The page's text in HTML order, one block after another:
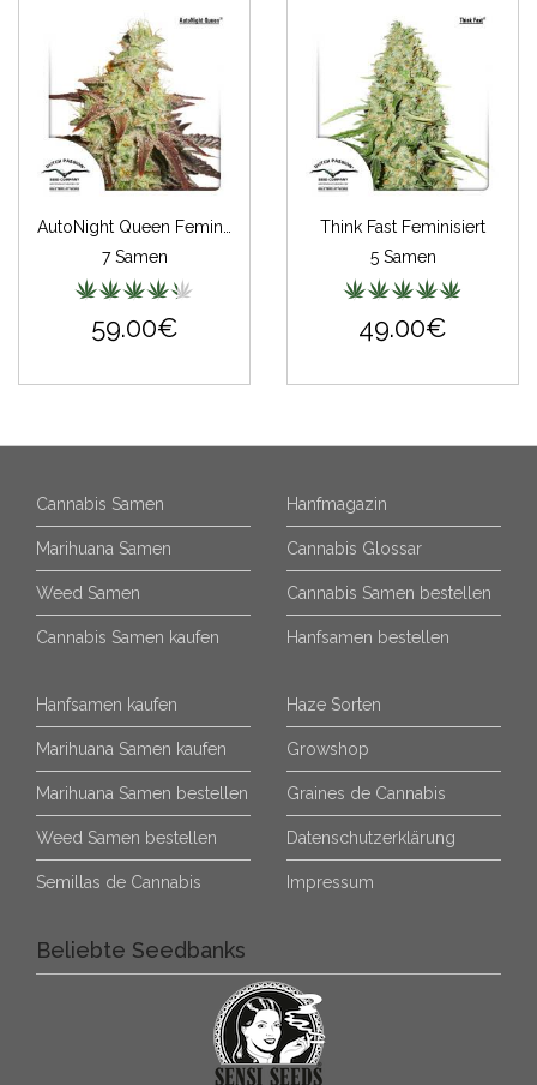
7 Samen
59.00€
Think Fast Feminisiert
5 Samen
49.00€
Cannabis Samen
Marihuana Samen
Weed Samen
Cannabis Samen kaufen
Hanfmagazin
Cannabis Glossar
Cannabis Samen bestellen
Hanfsamen bestellen
Hanfsamen kaufen
Marihuana Samen kaufen
Marihuana Samen bestellen
Weed Samen bestellen
Semillas de Cannabis
Haze Sorten
Growshop
Graines de Cannabis
Datenschutzerklärung
Impressum
Beliebte Seedbanks